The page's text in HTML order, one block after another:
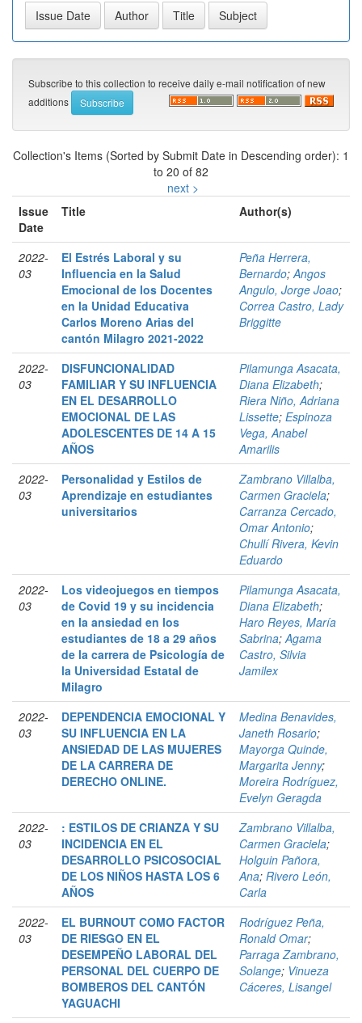
Subscribe to this collection to receive daily e-mail notification of new
additions
Collection's Items (Sorted by Submit Date in Descending order): 1
to 20 of 82
next >
Issue
Date
Title Author(s)
2022-
03
El Estrés Laboral y su
Influencia en la Salud
Emocional de los Docentes
en la Unidad Educativa
Carlos Moreno Arias del
cantón Milagro 2021-2022
Peña Herrera,
Bernardo; Angos
Angulo, Jorge Joao;
Correa Castro, Lady
Briggitte
2022-
03
DISFUNCIONALIDAD
FAMILIAR Y SU INFLUENCIA
EN EL DESARROLLO
EMOCIONAL DE LAS
ADOLESCENTES DE 14 A 15
AÑOS
Pilamunga Asacata,
Diana Elizabeth;
Riera Niño, Adriana
Lissette; Espinoza
Vega, Anabel
Amarilis
2022-
03
Personalidad y Estilos de
Aprendizaje en estudiantes
universitarios
Zambrano Villalba,
Carmen Graciela;
Carranza Cercado,
Omar Antonio;
Chullí Rivera, Kevin
Eduardo
2022-
03
Los videojuegos en tiempos
de Covid 19 y su incidencia
en la ansiedad en los
estudiantes de 18 a 29 años
de la carrera de Psicología de
la Universidad Estatal de
Milagro
Pilamunga Asacata,
Diana Elizabeth;
Haro Reyes, María
Sabrina; Agama
Castro, Silvia
Jamilex
2022-
03
DEPENDENCIA EMOCIONAL Y
SU INFLUENCIA EN LA
ANSIEDAD DE LAS MUJERES
DE LA CARRERA DE
DERECHO ONLINE.
Medina Benavides,
Janeth Rosario;
Mayorga Quinde,
Margarita Jenny;
Moreira Rodríguez,
Evelyn Geragda
2022-
03
: ESTILOS DE CRIANZA Y SU
INCIDENCIA EN EL
DESARROLLO PSICOSOCIAL
DE LOS NIÑOS HASTA LOS 6
AÑOS
Zambrano Villalba,
Carmen Graciela;
Holguin Pañora,
Ana; Rivero León,
Carla
2022-
03
EL BURNOUT COMO FACTOR
DE RIESGO EN EL
DESEMPEÑO LABORAL DEL
PERSONAL DEL CUERPO DE
BOMBEROS DEL CANTÓN
YAGUACHI
Rodríguez Peña,
Ronald Omar;
Parraga Zambrano,
Solange; Vinueza
Cáceres, Lisangel